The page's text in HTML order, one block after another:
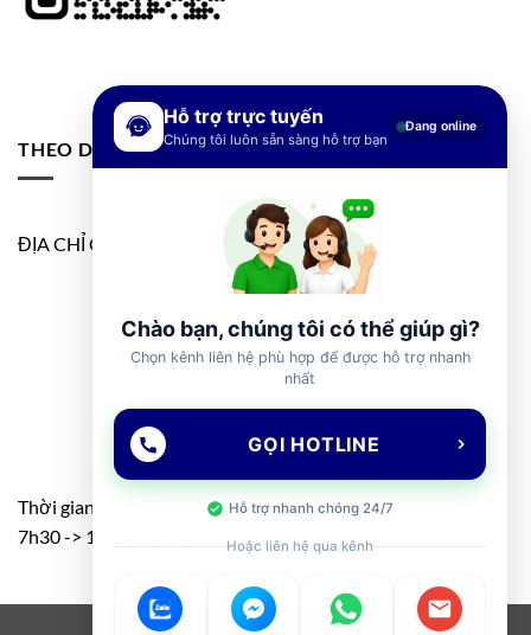
THEO DÕI FANPAGE
ĐỊA CHỈ GOOGLE MAP
Thời gian: T2 – T7
7h30 -> 11h30 – 13h00 -> 17h00
Hỗ trợ trực tuyến
Chúng tôi luôn sẵn sàng hỗ trợ bạn
Đang online
Chào bạn, chúng tôi có thể giúp gì?
Chọn kênh liên hệ phù hợp để được hỗ trợ nhanh
nhất
GỌI HOTLINE
Hỗ trợ nhanh chóng 24/7
Hoặc liên hệ qua kênh